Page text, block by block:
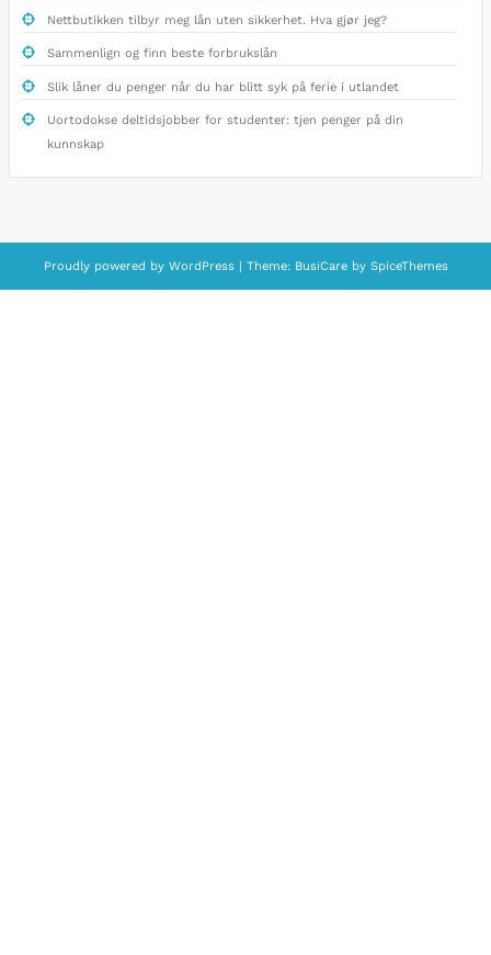
Nettbutikken tilbyr meg lån uten sikkerhet. Hva gjør jeg?
Sammenlign og finn beste forbrukslån
Slik låner du penger når du har blitt syk på ferie i utlandet
Uortodokse deltidsjobber for studenter: tjen penger på din
kunnskap
Proudly powered by WordPress| Theme: BusiCare bySpiceThemes